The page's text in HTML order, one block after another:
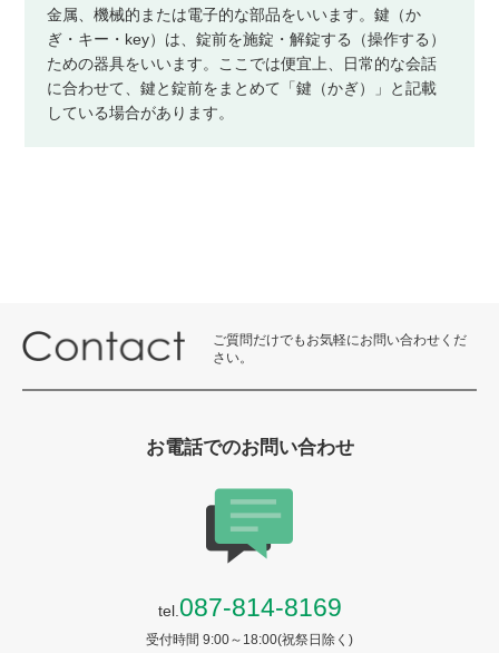
金属、機械的または電子的な部品をいいます。鍵（か
ぎ・キー・key）は、錠前を施錠・解錠する（操作する）
ための器具をいいます。ここでは便宜上、日常的な会話
に合わせて、鍵と錠前をまとめて「鍵（かぎ）」と記載
している場合があります。
ご質問だけでもお気軽にお問い合わせくだ
さい。
お電話でのお問い合わせ
tel. 087-814-8169
受付時間 9:00～18:00(祝祭日除く)